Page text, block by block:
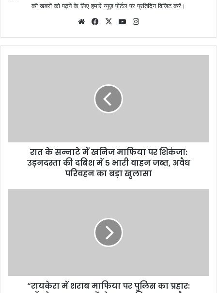
की खबरों को पढ़ने के लिए हमारे न्यूज़ पोर्टल पर प्रतिदिन विजिट करें।
WebsiteFacebook
X YouTube
रात के सन्नाटे में खनिज माफिया पर शिकंजा:
उड़नदस्ता की दबिश में 5 भारी वाहन जब्त, अवैध
परिवहन का बड़ा खुलासा
“रायकेरा में शराब माफिया पर पुलिस का प्रहार: